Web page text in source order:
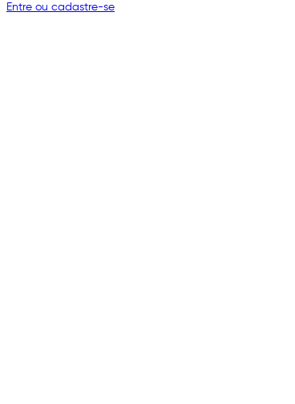
Entre ou cadastre-se